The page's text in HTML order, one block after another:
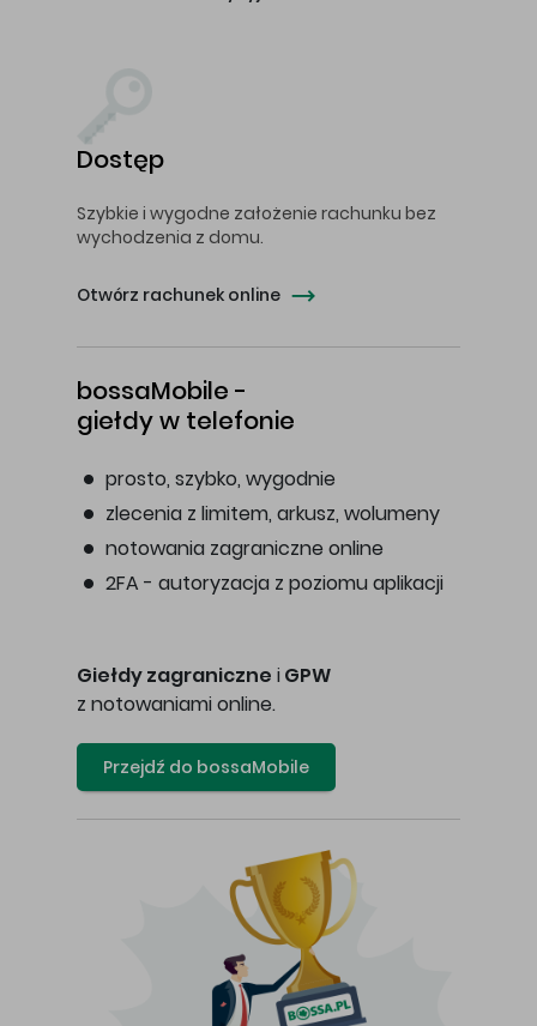
Dostęp
Szybkie i wygodne założenie rachunku bez
wychodzenia z domu.
Otwórz rachunek online
bossaMobile -
giełdy w telefonie
prosto, szybko, wygodnie
zlecenia z limitem, arkusz, wolumeny
notowania zagraniczne online
2FA - autoryzacja z poziomu aplikacji
Giełdy zagraniczne i GPW
z notowaniami online.
Przejdź do bossaMobile